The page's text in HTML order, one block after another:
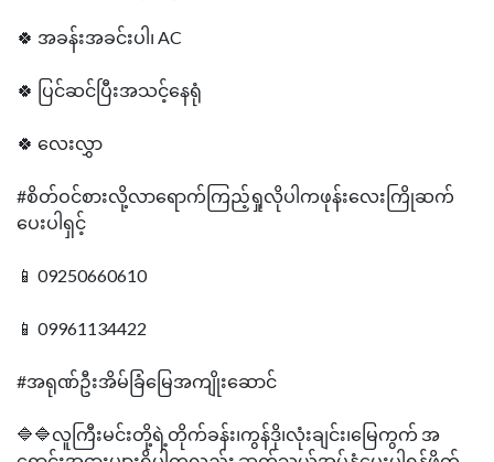
🍀 အခန်းအခင်းပါ၊ AC
🍀 ပြင်ဆင်ပြီးအသင့်နေရုံ
🍀 လေးလွှာ
#စိတ်ဝင်စားလို့လာရောက်ကြည့်ရှုလိုပါကဖုန်းလေးကြိုဆက်
ပေးပါရှင့်
📱 09250660610
📱 09961134422
#အရုဏ်ဦးအိမ်ခြံမြေအကျိုးဆောင်
🔷🔷လူကြီးမင်းတို့ရဲ့တိုက်ခန်း၊ကွန်ဒို၊လုံးချင်း၊မြေကွက် အ